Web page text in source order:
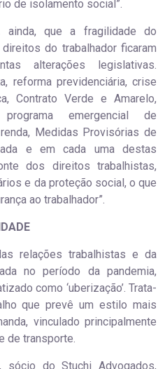
de isolamento social”.
ainda, que a fragilidade do
do trabalhador ficaram
alterações legislativas.
reforma previdenciária, crise
Contrato Verde e Amarelo,
programa emergencial de
Medidas Provisórias de
e em cada uma destas
dos direitos trabalhistas,
e da proteção social, o que
ao trabalhador”.
relações trabalhistas e da
no período da pandemia,
como ‘uberização’. Trata-
que prevê um estilo mais
vinculado principalmente
de transporte.
sócio do Stuchi Advogados,